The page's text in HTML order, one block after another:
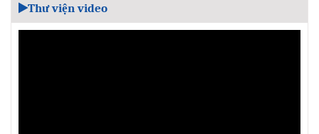
Thư viện video